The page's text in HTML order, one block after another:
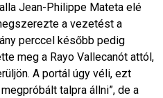
Jean-Philippe Mateta elé
a vezetést a
perccel később pedig
meg a Rayo Vallecanót attól,
A portál úgy véli, ezt
talpra állni”, de a